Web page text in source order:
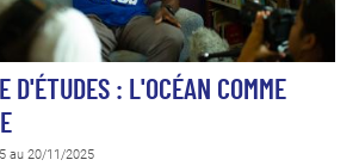
D'ÉTUDES : L'OCÉAN COMME
au 20/11/2025